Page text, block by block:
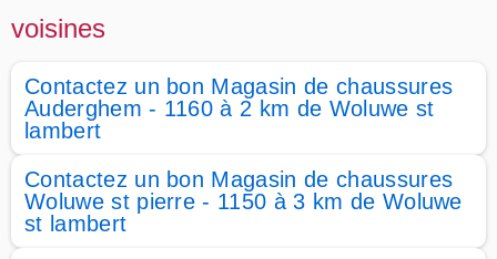
voisines
Contactez un bon Magasin de chaussures
Auderghem - 1160 à 2 km de Woluwe st
lambert
Contactez un bon Magasin de chaussures
Woluwe st pierre - 1150 à 3 km de Woluwe
st lambert